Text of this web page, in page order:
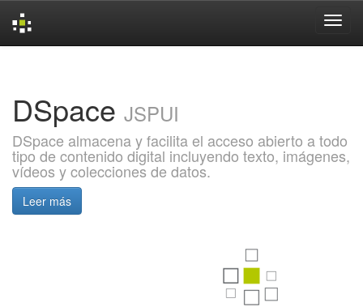
DSpace JSPUI
DSpace almacena y facilita el acceso abierto a todo
tipo de contenido digital incluyendo texto, imágenes,
vídeos y colecciones de datos.
Leer más